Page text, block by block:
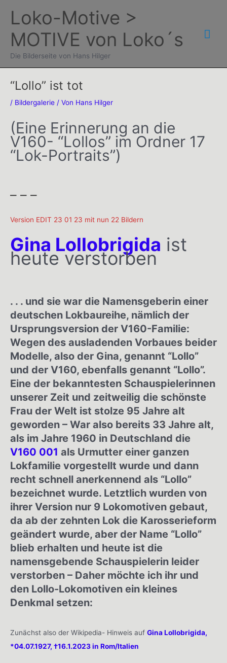
springen
Loko-Motive >
MOTIVE von Loko´s
Die Bilderseite von Hans Hilger
“Lollo” ist tot
/ Bildergalerie / Von Hans Hilger
(Eine Erinnerung an die
V160- “Lollos” im Ordner 17
“Lok-Portraits”)
– – –
Version EDIT 23 01 23 mit nun 22 Bildern
Gina Lollobrigida ist
heute verstorben
. . . und sie war die Namensgeberin einer
deutschen Lokbaureihe, nämlich der
Ursprungsversion der V160-Familie:
Wegen des ausladenden Vorbaues beider
Modelle, also der Gina, genannt “Lollo”
und der V160, ebenfalls genannt “Lollo”.
Eine der bekanntesten Schauspielerinnen
unserer Zeit und zeitweilig die schönste
Frau der Welt ist stolze 95 Jahre alt
geworden – War also bereits 33 Jahre alt,
als im Jahre 1960 in Deutschland die
V160 001 als Urmutter einer ganzen
Lokfamilie vorgestellt wurde und dann
recht schnell anerkennend als “Lollo”
bezeichnet wurde. Letztlich wurden von
ihrer Version nur 9 Lokomotiven gebaut,
da ab der zehnten Lok die Karosserieform
geändert wurde, aber der Name “Lollo”
blieb erhalten und heute ist die
namensgebende Schauspielerin leider
verstorben – Daher möchte ich ihr und
den Lollo-Lokomotiven ein kleines
Denkmal setzen:
Zunächst also der Wikipedia- Hinweis auf Gina Lollobrigida,
*04.07.1927, †16.1.2023 in Rom/Italien